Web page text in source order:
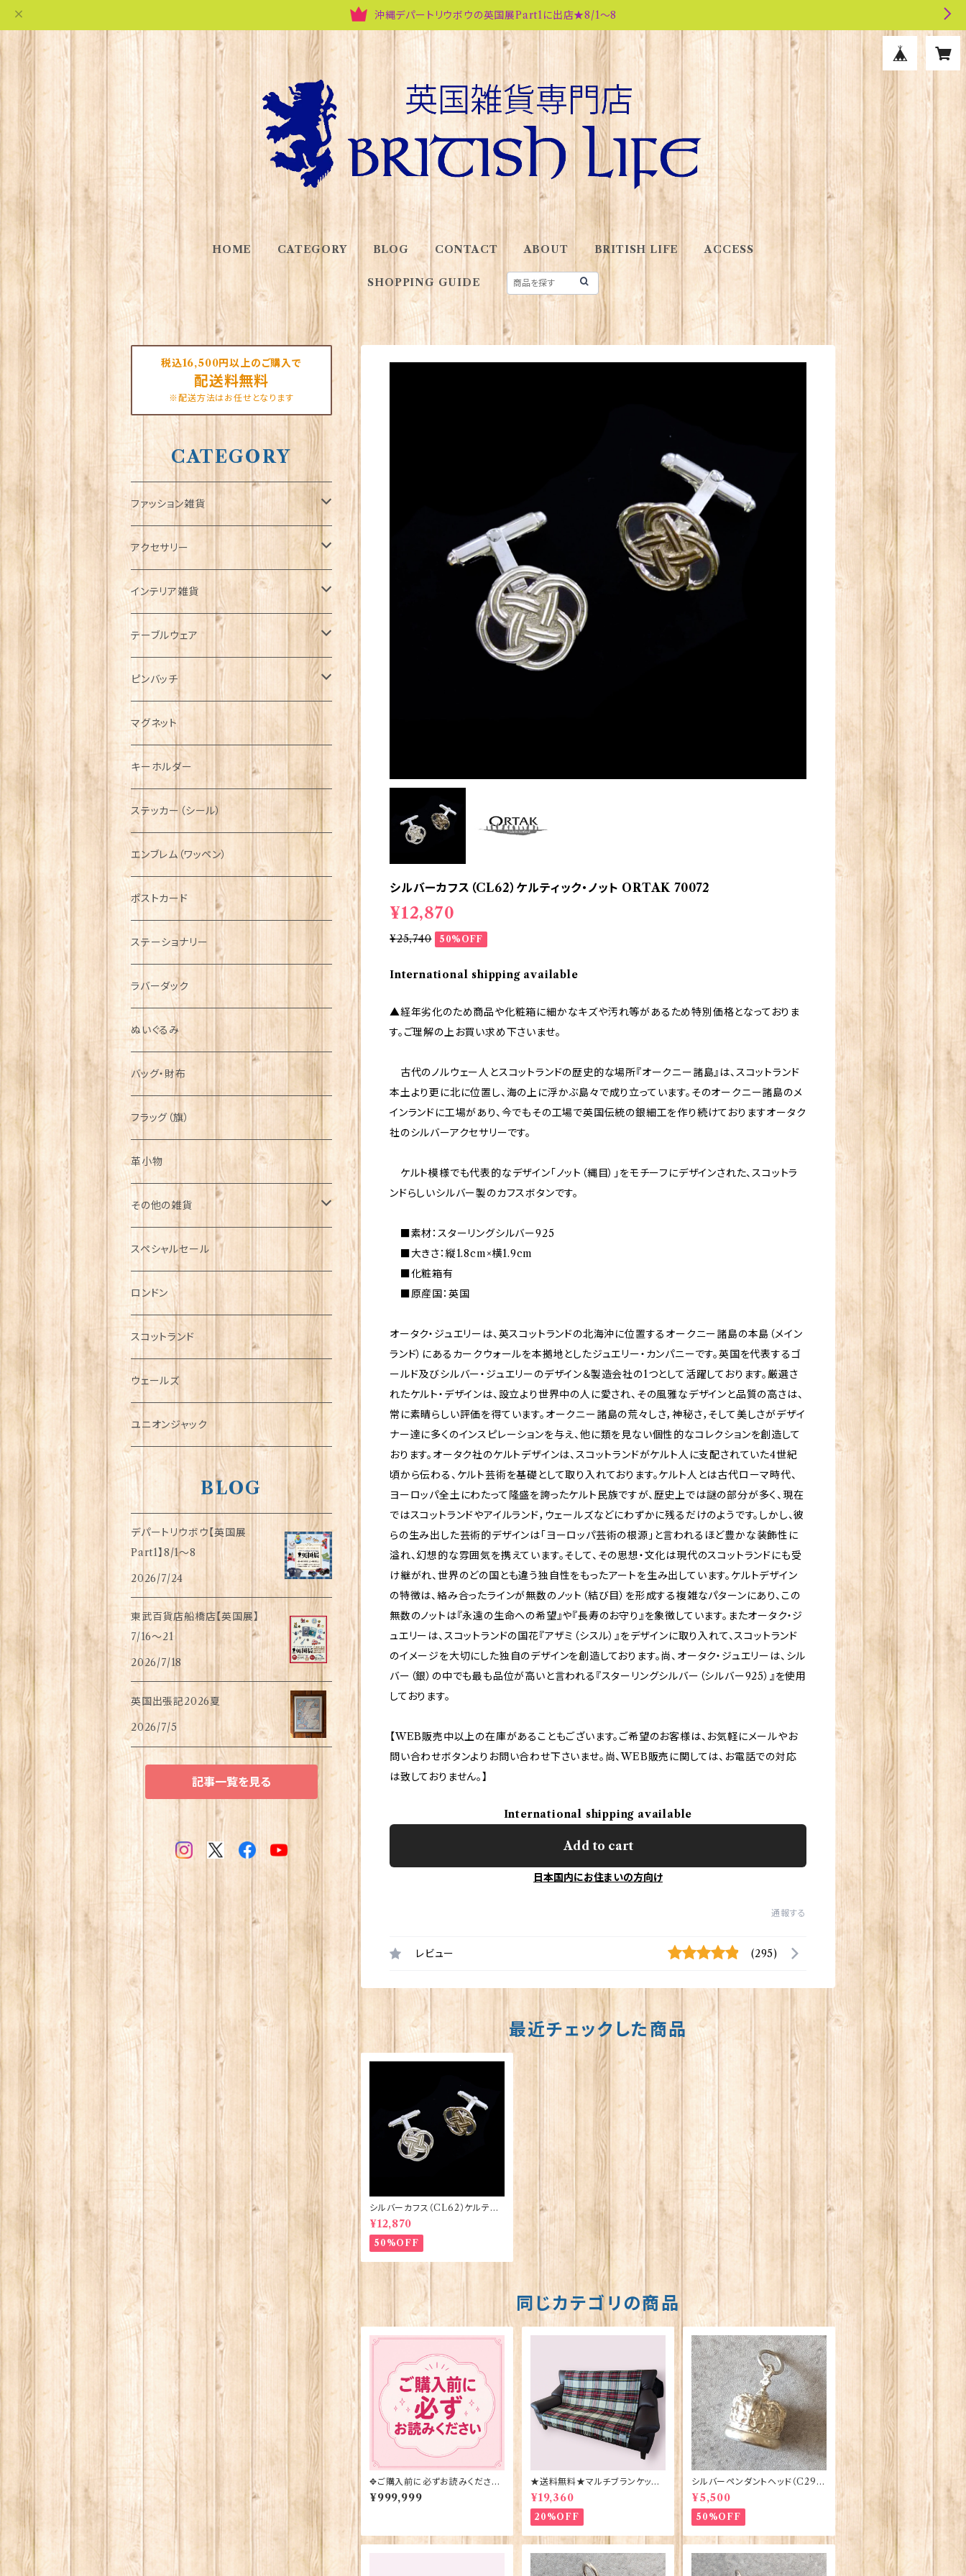
沖縄デパートリウボウの英国展Part1に出店★8/1～8
HOME CATEGORY BLOG CONTACT ABOUT BRITISH LIFE ACCESS
SHOPPING GUIDE
シルバーカフス（CL62）ケルティック・ノット ORTAK 70072
¥12,870
¥25,740 50%OFF
International shipping available
▲経年劣化のため商品や化粧箱に細かなキズや汚れ等があるため特別価格となっておりま
す。ご理解の上お買い求め下さいませ。
古代のノルウェー人とスコットランドの歴史的な場所『オークニー諸島』は、スコットランド
本土より更に北に位置し、海の上に浮かぶ島々で成り立っています。そのオークニー諸島のメ
インランドに工場があり、今でもその工場で英国伝統の銀細工を作り続けておりますオータク
社のシルバーアクセサリーです。
ケルト模様でも代表的なデザイン「ノット（縄目）」をモチーフにデザインされた、スコットラ
ンドらしいシルバー製のカフスボタンです。
■素材：スターリングシルバー925
■大きさ：縦1.8cm×横1.9cm
■化粧箱有
■原産国：英国
オータク・ジュエリーは、英スコットランドの北海沖に位置するオークニー諸島の本島（メイン
ランド）にあるカークウォールを本拠地としたジュエリー・カンパニーです。英国を代表するゴ
ールド及びシルバー・ジュエリーのデザイン＆製造会社の1つとして活躍しております。厳選さ
れたケルト・デザインは、設立より世界中の人に愛され、その風雅なデザインと品質の高さは、
常に素晴らしい評価を得ています。オークニー諸島の荒々しさ，神秘さ，そして美しさがデザイ
ナー達に多くのインスピレーションを与え、他に類を見ない個性的なコレクションを創造して
おります。オータク社のケルトデザインは、スコットランドがケルト人に支配されていた4世紀
頃から伝わる、ケルト芸術を基礎として取り入れております。ケルト人とは古代ローマ時代、
ヨーロッパ全土にわたって隆盛を誇ったケルト民族ですが、歴史上では謎の部分が多く、現在
ではスコットランドやアイルランド，ウェールズなどにわずかに残るだけのようです。しかし、彼
らの生み出した芸術的デザインは「ヨーロッパ芸術の根源」と言われるほど豊かな装飾性に
溢れ、幻想的な雰囲気を携えています。そして、その思想・文化は現代のスコットランドにも受
け継がれ、世界のどの国とも違う独自性をもったアートを生み出しています。ケルトデザイン
の特徴は、絡み合ったラインが無数のノット（結び目）を形成する複雑なパターンにあり、この
無数のノットは『永遠の生命への希望』や『長寿のお守り』を象徴しています。またオータク・ジ
ュエリーは、スコットランドの国花『アザミ（シスル）』をデザインに取り入れて、スコットランド
のイメージを大切にした独自のデザインを創造しております。尚、オータク・ジュエリーは、シル
バー（銀）の中でも最も品位が高いと言われる『スターリングシルバー（シルバー925）』を使用
しております。
【WEB販売中以上の在庫があることもございます。ご希望のお客様は、お気軽にメールやお
問い合わせボタンよりお問い合わせ下さいませ。尚、WEB販売に関しては、お電話での対応
は致しておりません。】
International shipping available
Add to cart
日本国内にお住まいの方向け
通報する
レビュー (295)
最近チェックした商品
シルバーカフス（CL62）ケルティッ
ク・ノット ORTAK 70072
¥12,870
50%OFF
同じカテゴリの商品
✥ご購入前に必ずお読みください
✥
¥999,999
★送料無料★マルチブランケット
【DRESS STEWART】Bronte b
y Moon 00185-B
¥19,360
20%OFF
シルバーペンダントヘッド（C291）
王冠 ORTAK 70165
¥5,500
50%OFF
税込16,500円以上のご購入で
配送料無料
※配送方法はお任せとなります
CATEGORY
ファッション雑貨
タータンネクタイ
帽子
キャップ
ハンチング帽
キャスケット
ディアストーカー
ニット帽
Tシャツ
マフラー
タータン【Bronte by Moon】
タータン【Glencroft】
ボタンラップマフラー【Aran Traditions】
サッシュ
スカーフ
ファッションマスク
アクセサリー
ORTAK
ブローチ
ペンダント
チャーム
その他のアクセサリー
インテリア雑貨
インテリア置物
ラブスプーン
ラブスプーン【SION LLEWELLYN】
ラブスプーン【PAUL CURTIS】
ファブリック
テーブルウェア
ティータオル
ペーパーナプキン
ティーコジー
その他テーブルウェア
ピンバッチ
ジェネラルデザイン
乗り物
動物＆植物
国旗＆紋章
音楽＆楽器
ミリタリー
NAVY
AIRFORCE
ARMY
ピューター
マグネット
キーホルダー
ステッカー（シール）
エンブレム（ワッペン）
ポストカード
ステーショナリー
ラバーダック
ぬいぐるみ
バッグ・財布
フラッグ（旗）
革小物
その他の雑貨
ミニカー
チャーム
犬グッズ
傘
指貫(シンブル)
スペシャルセール
ロンドン
スコットランド
ウェールズ
ユニオンジャック
BLOG
デパートリウボウ【英国展
Part1】8/1〜8
2026/7/24
東武百貨店船橋店【英国展】
7/16～21
2026/7/18
英国出張記2026夏
2026/7/5
記事一覧を見る